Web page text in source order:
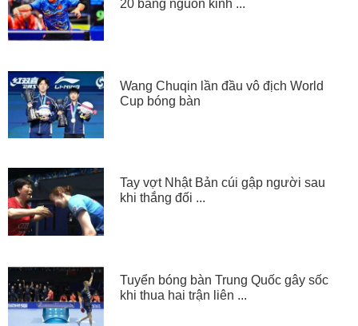
20 bằng nguồn kinh ...
Wang Chuqin lần đầu vô địch World
Cup bóng bàn
Tay vợt Nhật Bản cúi gập người sau
khi thắng đối ...
Tuyển bóng bàn Trung Quốc gây sốc
khi thua hai trận liên ...